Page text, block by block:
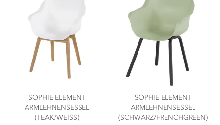
SOPHIE ELEMENT
ARMLEHNENSESSEL
(TEAK/WEISS)
SOPHIE ELEMENT
ARMLEHNENSESSEL
(SCHWARZ/FRENCHGREEN)